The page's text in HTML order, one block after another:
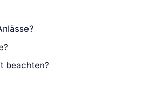
beachten?